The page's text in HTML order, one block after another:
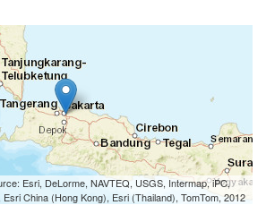
Esri, DeLorme, NAVTEQ, USGS, Intermap, iPC,
China (Hong Kong), Esri (Thailand), TomTom, 2012